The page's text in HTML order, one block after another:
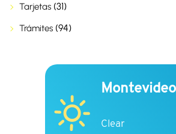
Tarjetas (31)
Trámites (94)
Montevideo
Clear